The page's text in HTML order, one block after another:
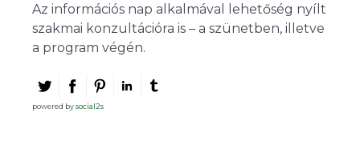
Az információs nap alkalmával lehetőség nyílt
szakmai konzultációra is – a szünetben, illetve
a program végén.
powered bysocial2s